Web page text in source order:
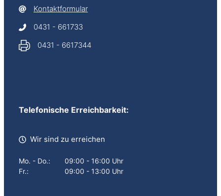
Kontaktformular
0431 - 661733
0431 - 6617344
Telefonische Erreichbarkeit:
Wir sind zu erreichen
Mo. - Do.:
Fr.:
09:00 - 16:00 Uhr
09:00 - 13:00 Uhr